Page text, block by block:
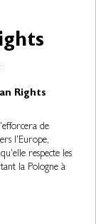
Rights
de
l'Europe,
respecte les
la Pologne à